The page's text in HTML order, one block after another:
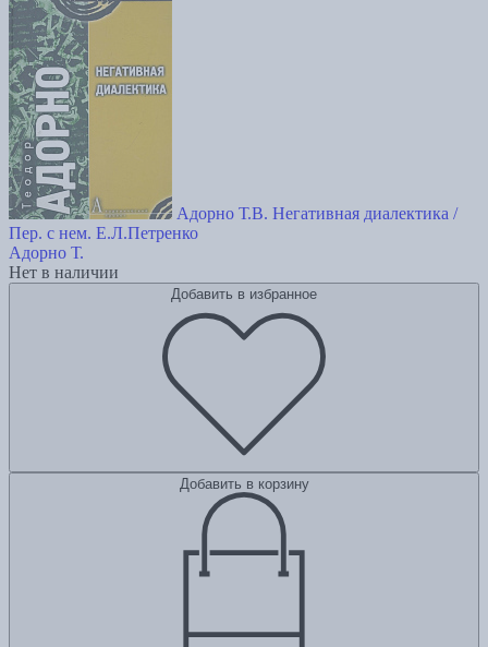
Адорно Т.В. Негативная диалектика /
Пер. с нем. Е.Л.Петренко
Адорно Т.
Нет в наличии
Добавить в избранное
Добавить в корзину